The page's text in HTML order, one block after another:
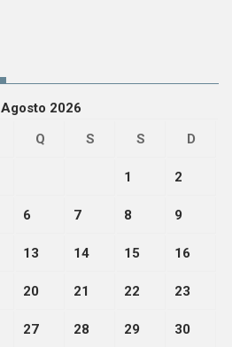
Agosto 2026
Q S S D
1 2
6 7 8 9
13 14 15 16
20 21 22 23
27 28 29 30